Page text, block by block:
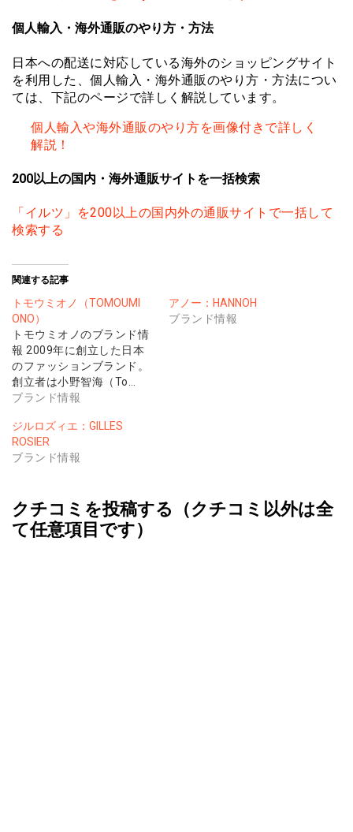
個人輸入・海外通販のやり方・方法
日本への配送に対応している海外のショッピングサイト
を利用した、個人輸入・海外通販のやり方・方法につい
ては、下記のページで詳しく解説しています。
個人輸入や海外通販のやり方を画像付きで詳しく
解説！
200以上の国内・海外通販サイトを一括検索
「イルツ」を200以上の国内外の通販サイトで一括して
検索する
関連する記事
トモウミオノ（TOMOUMI
ONO）
トモウミオノのブランド情
報 2009年に創立した日本
のファッションブランド。
創立者は小野智海（To…
ブランド情報
アノー：HANNOH
ブランド情報
ジルロズィエ：GILLES
ROSIER
ブランド情報
クチコミを投稿する（クチコミ以外は全
て任意項目です）